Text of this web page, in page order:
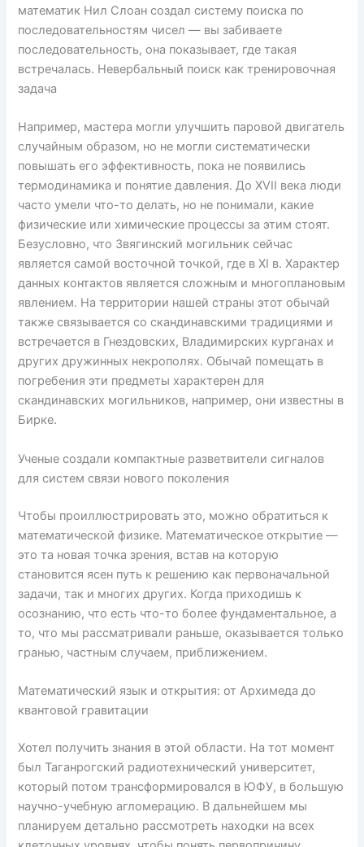
математик Нил Слоан создал систему поиска по
последовательностям чисел — вы забиваете
последовательность, она показывает, где такая
встречалась. Невербальный поиск как тренировочная
задача
Например, мастера могли улучшить паровой двигатель
случайным образом, но не могли систематически
повышать его эффективность, пока не появились
термодинамика и понятие давления. До XVII века люди
часто умели что-то делать, но не понимали, какие
физические или химические процессы за этим стоят.
Безусловно, что Звягинский могильник сейчас
является самой восточной точкой, где в XI в. Характер
данных контактов является сложным и многоплановым
явлением. На территории нашей страны этот обычай
также связывается со скандинавскими традициями и
встречается в Гнездовских, Владимирских курганах и
других дружинных некрополях. Обычай помещать в
погребения эти предметы характерен для
скандинавских могильников, например, они известны в
Бирке.
Ученые создали компактные разветвители сигналов
для систем связи нового поколения
Чтобы проиллюстрировать это, можно обратиться к
математической физике. Математическое открытие —
это та новая точка зрения, встав на которую
становится ясен путь к решению как первоначальной
задачи, так и многих других. Когда приходишь к
осознанию, что есть что-то более фундаментальное, а
то, что мы рассматривали раньше, оказывается только
гранью, частным случаем, приближением.
Математический язык и открытия: от Архимеда до
квантовой гравитации
Хотел получить знания в этой области. На тот момент
был Таганрогский радиотехнический университет,
который потом трансформировался в ЮФУ, в большую
научно-учебную агломерацию. В дальнейшем мы
планируем детально рассмотреть находки на всех